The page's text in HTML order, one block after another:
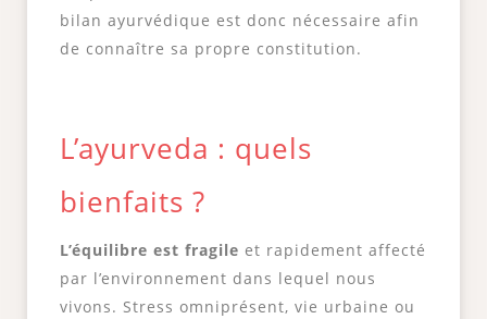
bilan ayurvédique est donc nécessaire afin
de connaître sa propre constitution.
L’ayurveda : quels
bienfaits ?
L’équilibre est fragile et rapidement affecté
par l’environnement dans lequel nous
vivons. Stress omniprésent, vie urbaine ou